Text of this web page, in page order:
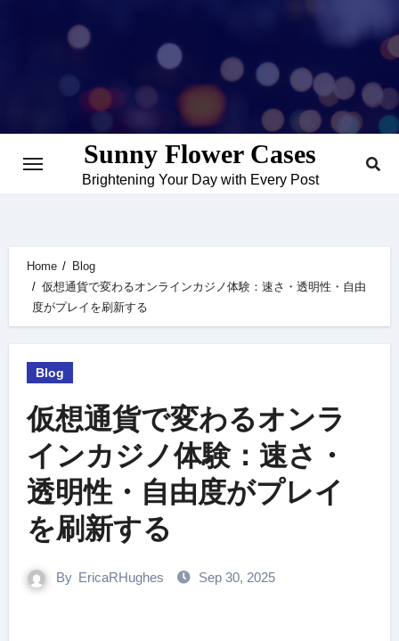
Sunny Flower Cases
Brightening Your Day with Every Post
Home
Blog
仮想通貨で変わるオンラインカジノ体験：速さ・透明性・自由
度がプレイを刷新する
Blog
仮想通貨で変わるオンラ
インカジノ体験：速さ・
透明性・自由度がプレイ
を刷新する
By EricaRHughes Sep 30, 2025